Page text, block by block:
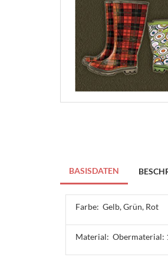
BASISDATEN
Farbe: Gelb, Grün, Rot
Material: Obermaterial: